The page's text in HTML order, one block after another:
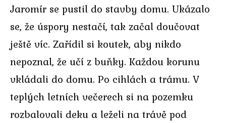
Jaromír se pustil do stavby domu. Ukázalo
se, že úspory nestačí, tak začal doučovat
ještě víc. Zařídil si koutek, aby nikdo
nepoznal, že učí z buňky. Každou korunu
vkládali do domu. Po cihlách a trámu. V
teplých letních večerech si na pozemku
rozbalovali deku a leželi na trávě pod